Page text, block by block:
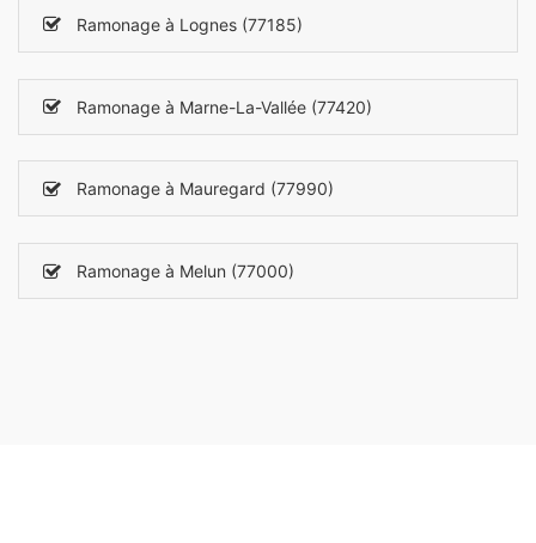
Ramonage à Lognes (77185)
Ramonage à Marne-La-Vallée (77420)
Ramonage à Mauregard (77990)
Ramonage à Melun (77000)